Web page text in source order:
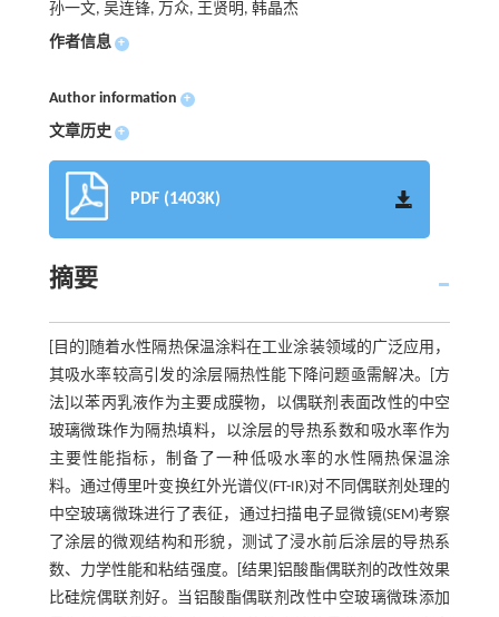
孙一文, 吴连锋, 万众, 王贤明, 韩晶杰
作者信息 +
Author information +
文章历史 +
PDF (1403K)
摘要
[目的]随着水性隔热保温涂料在工业涂装领域的广泛应用，
其吸水率较高引发的涂层隔热性能下降问题亟需解决。[方
法]以苯丙乳液作为主要成膜物，以偶联剂表面改性的中空
玻璃微珠作为隔热填料，以涂层的导热系数和吸水率作为
主要性能指标，制备了一种低吸水率的水性隔热保温涂
料。通过傅里叶变换红外光谱仪(FT-IR)对不同偶联剂处理的
中空玻璃微珠进行了表征，通过扫描电子显微镜(SEM)考察
了涂层的微观结构和形貌，测试了浸水前后涂层的导热系
数、力学性能和粘结强度。[结果]铝酸酯偶联剂的改性效果
比硅烷偶联剂好。当铝酸酯偶联剂改性中空玻璃微珠添加